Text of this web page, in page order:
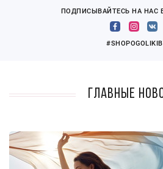
ПОДПИСЫВАЙТЕСЬ НА НАС
Главные